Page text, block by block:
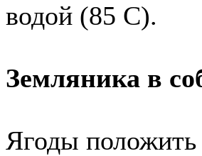
водой (85 С).
Земляника в
Ягоды положить